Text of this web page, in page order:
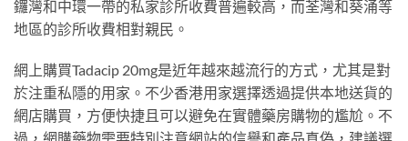
鑼灣和中環一帶的私家診所收費普遍較高，而荃灣和葵涌等
地區的診所收費相對親民。
網上購買Tadacip 20mg是近年越來越流行的方式，尤其是對
於注重私隱的用家。不少香港用家選擇透過提供本地送貨的
網店購買，方便快捷且可以避免在實體藥房購物的尷尬。不